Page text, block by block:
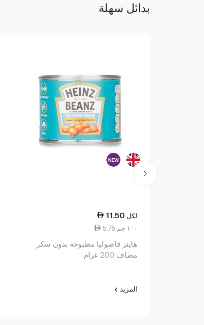
بدائل سهلة
11.50 لكل
5.75 ١٠٠ جم
هاينز فاصوليا مطبوخة بدون سكر
مضاف 200 غرام
المزيد